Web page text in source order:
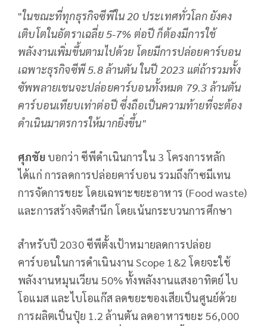
"ในขณะที่ทุกธุรกิจซีพีใน 20 ประเทศทั่วโลก ยังคง
เติบโตในอัตราเฉลี่ย 5-7% ต่อปี ก็ต้องมีการใช้
พลังงานเพิ่มขึ้นตามไปด้วย โดยมีการปล่อยคาร์บอน
เฉพาะธุรกิจซีพี 5.8 ล้านตัน ในปี 2023 แต่ถ้ารวมทั้ง
ซัพพลายเชนจะปล่อยคาร์บอนทั้งหมด 79.3 ล้านตัน
คาร์บอนเทียบเท่าต่อปี ซึ่งถือเป็นความท้ายที่จะต้อง
ดำเนินมาตรการให้มากยิ่งขึ้น"
ศุภชัยบอกว่า ซีพีดำเนินการใน 3 โครงการหลัก
ได้แก่ การลดการปล่อยคาร์บอน รวมถึงก๊าซมีเทน
การจัดการขยะ โดยเฉพาะขยะอาหาร (Food waste)
และการสร้างจิตสำนึก โดยเน้นกระบวนการศึกษา
สำหรับปี 2030 ซีพีตั้งเป้าหมายลดการปล่อย
คาร์บอนในการดำเนินงาน Scope 1&2 โดยจะใช้
พลังงานหมุนเวียน 50% ทั้งพลังงานแสงอาทิตย์ ไบ
โอแมส และไบโอแก๊ส ลดขยะของเสียเป็นศูนย์ด้วย
การผลิตเป็นปุ๋ย 1.2 ล้านตัน ลดอาหารขยะ 56,000